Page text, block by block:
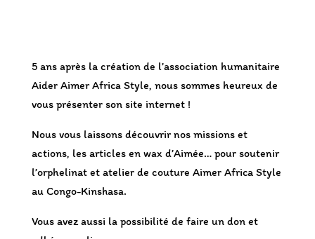
5 ans après la création de l’association humanitaire
Aider Aimer Africa Style, nous sommes heureux de
vous présenter son site internet !
Nous vous laissons découvrir nos missions et
actions, les articles en wax d’Aimée… pour soutenir
l’orphelinat et atelier de couture Aimer Africa Style
au Congo-Kinshasa.
Vous avez aussi la possibilité de faire un don et